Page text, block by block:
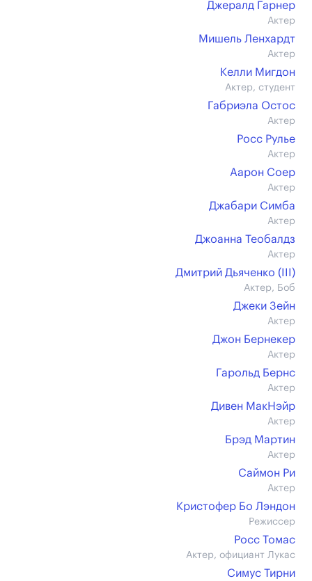
Джералд Гарнер
Актер
Мишель Ленхардт
Актер
Келли Мигдон
Актер, студент
Габриэла Остос
Актер
Росс Рулье
Актер
Аарон Соер
Актер
Джабари Симба
Актер
Джоанна Теобалдз
Актер
Дмитрий Дьяченко (III)
Актер, Боб
Джеки Зейн
Актер
Джон Бернекер
Актер
Гарольд Бернс
Актер
Дивен МакНэйр
Актер
Брэд Мартин
Актер
Саймон Ри
Актер
Кристофер Бо Лэндон
Режиссер
Росс Томас
Актер, официант Лукас
Симус Тирни